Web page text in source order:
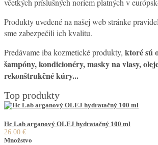
včetkých príslušných noriem platných v
Produkty uvedené na našej web stránke
sme zabezpečili ich kvalitu.
Predávame iba kozmetické produkty, ktoré sú
šampóny, kondicionéry, masky na vlasy,
rekonštrukčné kúry...
Top produkty
Hc Lab arganový OLEJ hydratačný 100 ml
26.00 €
Množstvo